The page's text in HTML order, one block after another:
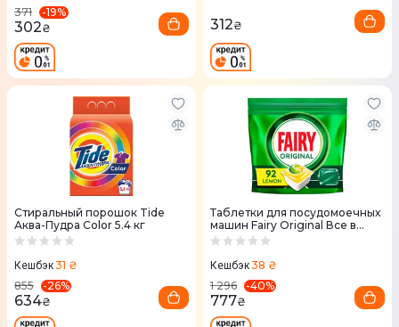
371
-19%
302₴ 312₴
Стиральный порошок Tide
Аква-Пудра Color 5.4 кг
Кешбэк31 ₴
855
-26%
634₴
Таблетки для посудомоечных
машин Fairy Original Все в
одном 92 шт
Кешбэк38 ₴
1 296
-40%
777₴